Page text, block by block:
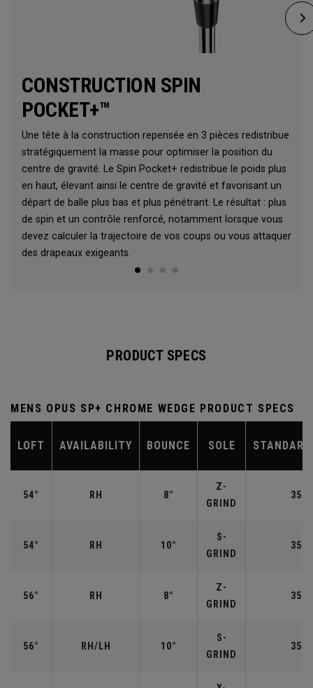
CONSTRUCTION SPIN
POCKET+™
Une tête à la construction repensée en 3 pièces redistribue
stratégiquement la masse pour optimiser la position du
centre de gravité. Le Spin Pocket+ redistribue le poids plus
en haut, élevant ainsi le centre de gravité et favorisant un
départ de balle plus bas et plus pénétrant. Le résultat : plus
de spin et un contrôle renforcé, notamment lorsque vous
devez calculer la trajectoire de vos coups ou vous attaquer
des drapeaux exigeants.
PRODUCT SPECS
MENS OPUS SP+ CHROME WEDGE PRODUCT SPECS
LOFT AVAILABILITY BOUNCE SOLE
54° RH 8°
Z-
GRIND
54° RH 10°
S-
GRIND
56° RH 8°
Z-
GRIND
56° RH/LH 10°
S-
GRIND